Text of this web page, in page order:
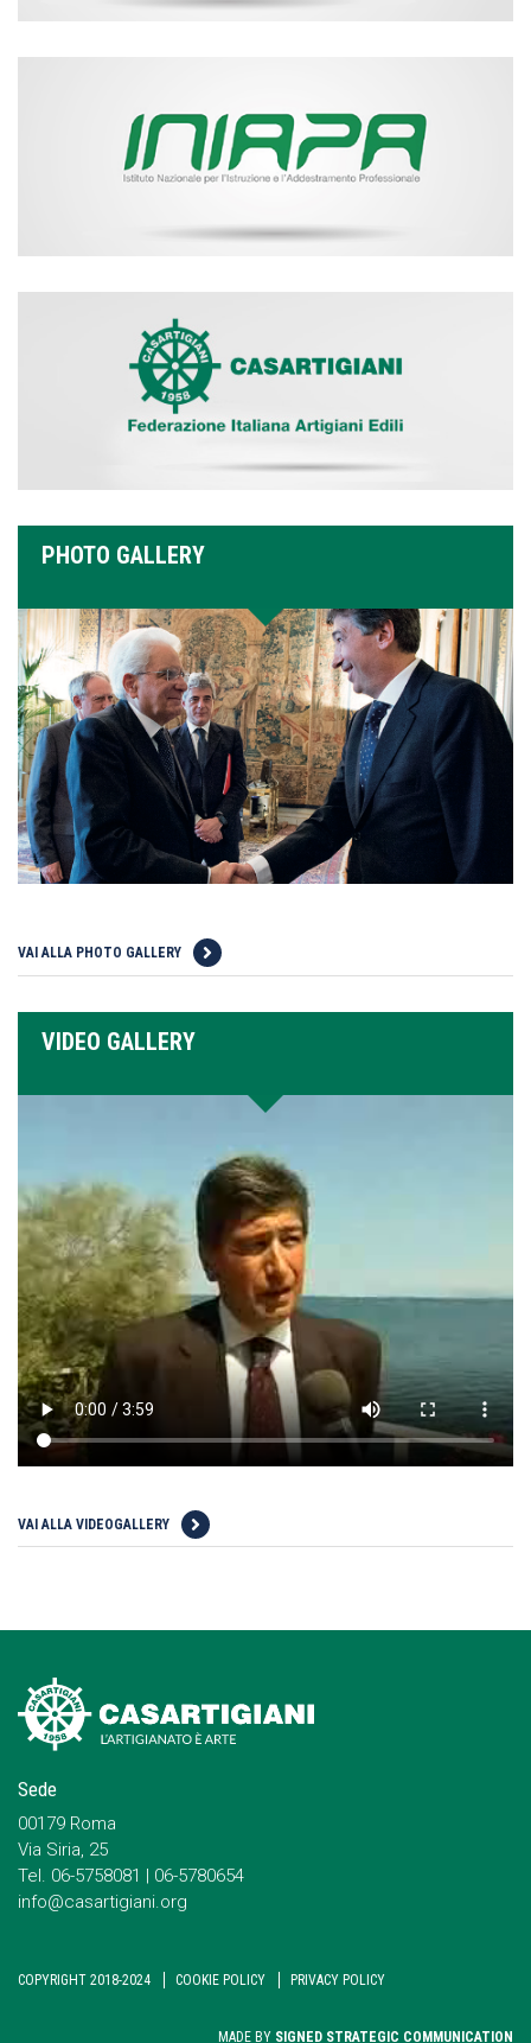
PHOTO GALLERY
VAI ALLA PHOTO GALLERY
VIDEO GALLERY
VAI ALLA VIDEOGALLERY
Sede
00179 Roma
Via Siria, 25
Tel. 06-5758081 | 06-5780654
info@casartigiani.org
COPYRIGHT 2018-2024 COOKIE POLICY PRIVACY POLICY
MADE BY SIGNED STRATEGIC COMMUNICATION